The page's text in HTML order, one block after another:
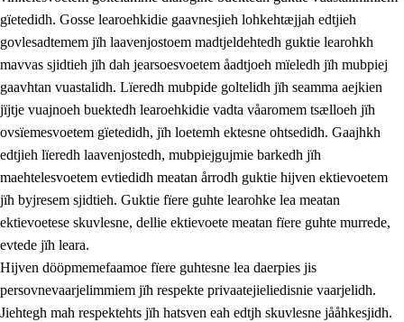
2.4 Lïeredh lïeredh
Dåaresthfaageles teemah
gïetedidh. Gosse learoehkidie gaavnesjieh lohkehtæjjah edtjieh
govlesadtemem jïh laavenjostoem madtjeldehtedh guktie learohkh
mavvas sjidtieh jïh dah jearsoesvoetem åadtjoeh mïeledh jïh mubpiej
gaavhtan vuastalidh. Lïeredh mubpide goltelidh jïh seamma aejkien
jïjtje vuajnoeh buektedh learoehkidie vadta våaromem tsælloeh jïh
ovsïemesvoetem gïetedidh, jïh loetemh ektesne ohtsedidh. Gaajhkh
edtjieh lïeredh laavenjostedh, mubpiejgujmie barkedh jïh
maehtelesvoetem evtiedidh meatan årrodh guktie hijven ektievoetem
jïh byjresem sjidtieh. Guktie fïere guhte learohke lea meatan
ektievoetese skuvlesne, dellie ektievoete meatan fïere guhte murrede,
evtede jïh leara.
Hijven dööpmemefaamoe fïere guhtesne lea daerpies jis
persovnevaarjelimmiem jïh respekte privaatejieliedisnie vaarjelidh.
Jiehtegh mah respektehts jïh hatsven eah edtjh skuvlesne jååhkesjidh.